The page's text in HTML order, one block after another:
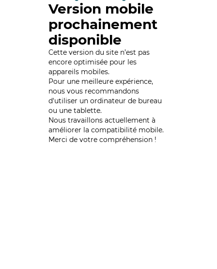
Version mobile
prochainement
disponible
Cette version du site n’est pas
encore optimisée pour les
appareils mobiles.
Pour une meilleure expérience,
nous vous recommandons
d'utiliser un ordinateur de bureau
ou une tablette.
Nous travaillons actuellement à
améliorer la compatibilité mobile.
Merci de votre compréhension !